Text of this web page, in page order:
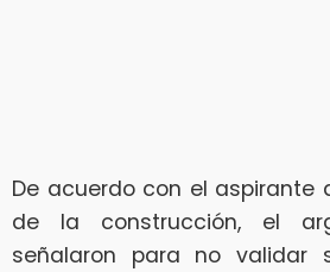
De acuerdo con el aspirante
de la construcción, el
señalaron para no validar